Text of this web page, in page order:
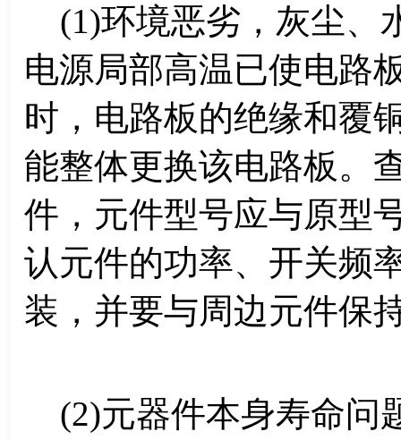
(1)环境恶劣，灰尘、
电源局部高温已使电路
时，电路板的绝缘和覆
能整体更换该电路板。
件，元件型号应与原型
认元件的功率、开关频
装，并要与周边元件保
(2)元器件本身寿命问